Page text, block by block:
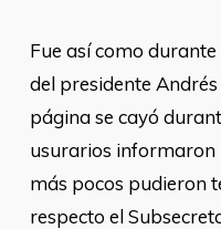
Fue así como
del presidente
página se cayó
usurarios informaron
más pocos pudieron
respecto el